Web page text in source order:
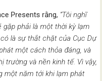
Presents rằng, “Tôi nghĩ
phải là một thời kỳ lạm
là sự thắt chặt của Cục Dự
một cách thỏa đáng, và
trường và nền kinh tế. Vì vậy,
một năm tới khi lạm phát